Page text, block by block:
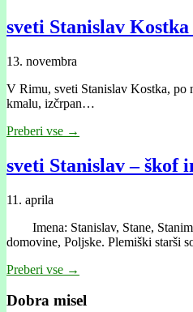
sveti Stanislav
13. novembra
V Rimu, sveti Stanislav Kostka, po
kmalu, izčrpan…
Preberi vse →
sveti Stanislav – škof
11. aprila
Imena: Stanislav, Stane,
domovine, Poljske. Plemiški starši
Preberi vse →
Dobra misel